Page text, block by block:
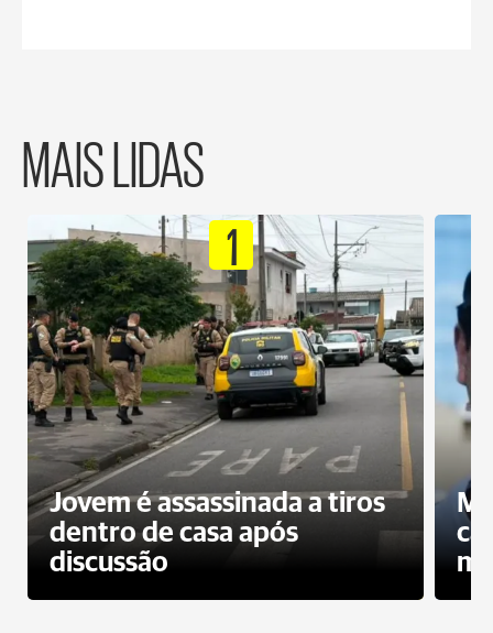
MAIS LIDAS
1
Jovem é assassinada a tiros
dentro de casa após
discussão